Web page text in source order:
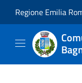
Regione Emilia